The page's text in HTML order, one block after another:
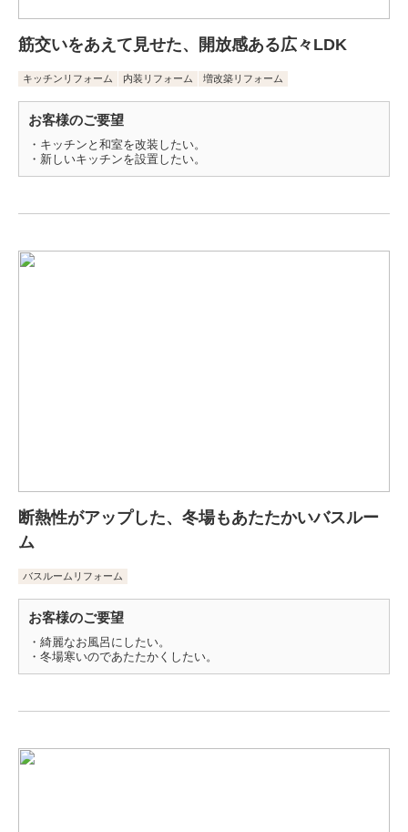
筋交いをあえて見せた、開放感ある広々LDK
キッチンリフォーム 内装リフォーム 増改築リフォーム
お客様のご要望
・キッチンと和室を改装したい。
・新しいキッチンを設置したい。
断熱性がアップした、冬場もあたたかいバスルー
ム
バスルームリフォーム
お客様のご要望
・綺麗なお風呂にしたい。
・冬場寒いのであたたかくしたい。